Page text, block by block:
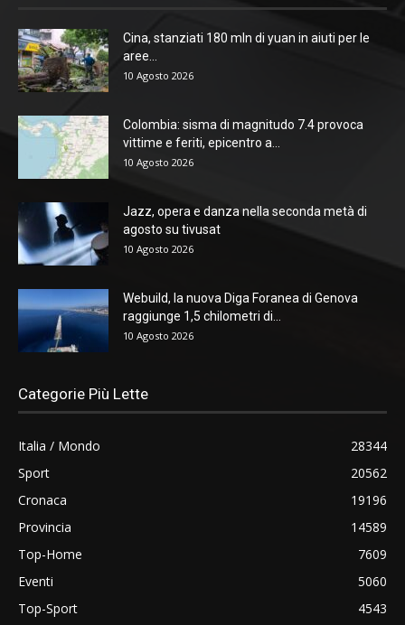
Cina, stanziati 180 mln di yuan in aiuti per le
aree...
10 Agosto 2026
Colombia: sisma di magnitudo 7.4 provoca
vittime e feriti, epicentro a...
10 Agosto 2026
Jazz, opera e danza nella seconda metà di
agosto su tivusat
10 Agosto 2026
Webuild, la nuova Diga Foranea di Genova
raggiunge 1,5 chilometri di...
10 Agosto 2026
Categorie Più Lette
Italia / Mondo
28344
Sport
20562
Cronaca
19196
Provincia
14589
Top-Home
7609
Eventi
5060
Top-Sport
4543